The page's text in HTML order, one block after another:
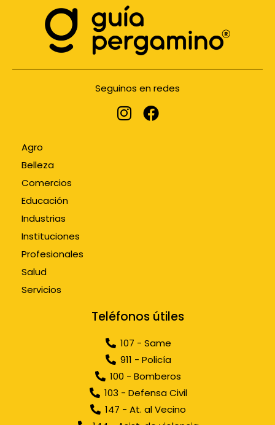
Seguinos en redes
Agro
Belleza
Comercios
Educación
Industrias
Instituciones
Profesionales
Salud
Servicios
Teléfonos útiles
107 - Same
911 - Policía
100 - Bomberos
103 - Defensa Civil
147 - At. al Vecino